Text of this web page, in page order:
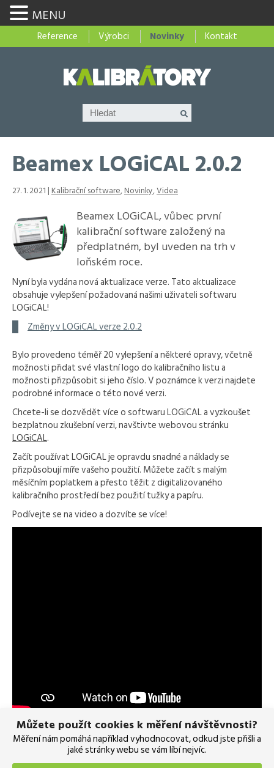
Můžete použít cookies k měření návštěvnosti?
Měření nám pomáhá například vyhodnocovat, odkud jste přišli a
jaké stránky webu se vám líbí nejvíc.
Reference Výrobci Novinky Kontakt
Beamex LOGiCAL 2.0.2
27. 1. 2021 |Kalibrační software,Novinky,Videa
Beamex LOGiCAL, vůbec první
kalibrační software založený na
předplatném, byl uveden na trh v
loňském roce.
Nyní byla vydána nová aktualizace verze. Tato aktualizace
obsahuje vylepšení požadovaná našimi uživateli softwaru
LOGiCAL!
Změny v LOGiCAL verze 2.0.2
Bylo provedeno téměř 20 vylepšení a některé opravy, včetně
možnosti přidat své vlastní logo do kalibračního listu a
možnosti přizpůsobit si jeho číslo. V poznámce k verzi najdete
podrobné informace o této nové verzi.
Chcete-li se dozvědět více o softwaru LOGiCAL a vyzkoušet
bezplatnou zkušební verzi, navštivte webovou stránku
LOGiCAL.
Začít používat LOGiCAL je opravdu snadné a náklady se
přizpůsobují míře vašeho použití. Můžete začít s malým
měsíčním poplatkem a přesto těžit z digitalizovaného
kalibračního prostředí bez použití tužky a papíru.
Podívejte se na video a dozvíte se více!
Sdílejte na sociálních sítích
MENU